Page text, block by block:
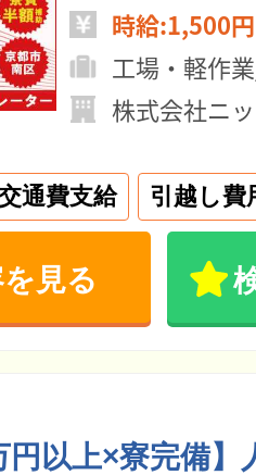
時給:1,500
工場・軽作
株式会社ニ
通費支給 引越し費
見る
円以上×寮完備】